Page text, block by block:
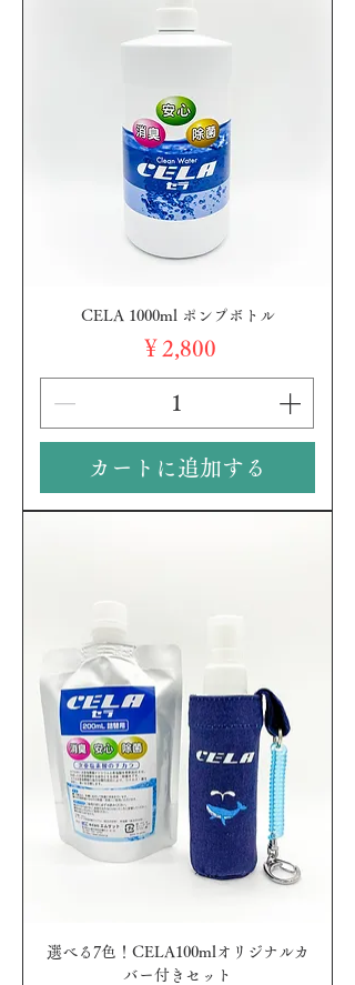
CELA 1000ml ポンプボトル
価格
￥2,800
カートに追加する
選べる7色！CELA100mlオリジナルカ
バー付きセット